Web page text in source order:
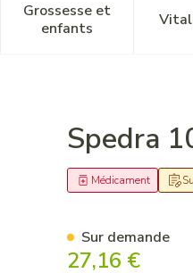
Beauté, soins et
menu pour la
Grossesse et
enfantsAfficher le sous-
Spedra
Médicament
27,16 €
Sur demande